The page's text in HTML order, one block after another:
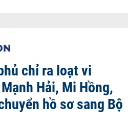
chỉ ra loạt vi
Hải, Mi Hồng,
hồ sơ sang Bộ